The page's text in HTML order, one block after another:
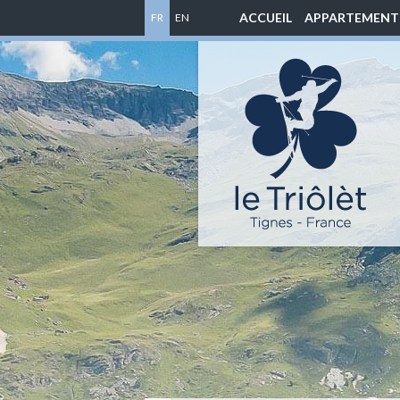
FR EN ACCUEIL APPARTEMENT
Location
appartement
à
Tignes
-